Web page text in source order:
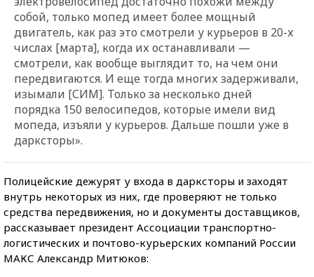
собой, только мопед имеет более мощный
двигатель, как раз это смотрели у курьеров в 20-х
числах [марта], когда их останавливали —
смотрели, как вообще выглядит то, на чем они
передвигаются. И еще тогда многих задерживали,
изымали [СИМ]. Только за несколько дней
порядка 150 велосипедов, которые имели вид
мопеда, изъяли у курьеров. Дальше пошли уже в
дарксторы».
Полицейские дежурят у входа в дарксторы и заходят
внутрь некоторых из них, где проверяют не только
средства передвижения, но и документы доставщиков,
рассказывает президент Ассоциации транспортно-
логистических и почтово-курьерских компаний России
МАКС Александр Митюков: